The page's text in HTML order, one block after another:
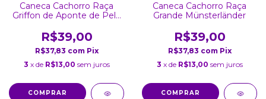
Caneca Cachorro Raça
Griffon de Aponte de Pelo
R$39,00
R$37,83 com Pix
3 x de R$13,00 sem juros
Caneca Cachorro Raça
Grande Münsterländer
R$39,00
R$37,83 com Pix
3 x de R$13,00 sem juros